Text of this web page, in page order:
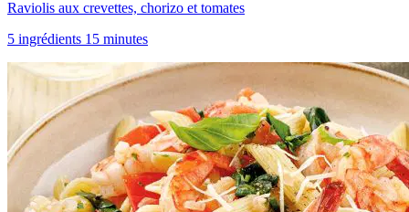
Raviolis aux crevettes, chorizo et tomates
5 ingrédients 15 minutes